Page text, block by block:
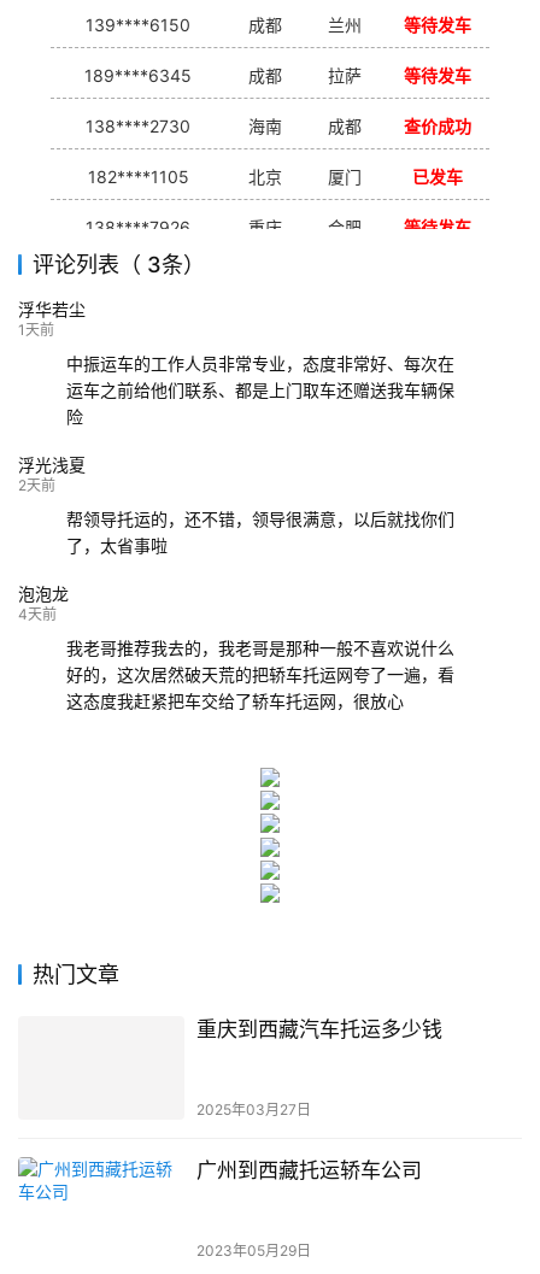
139****6150 成都 兰州 等待发车
189****6345 成都 拉萨 等待发车
138****2730 海南 成都 查价成功
182****1105 北京 厦门 已发车
138****7926 重庆 合肥 等待发车
139****9233
评论列表（ 3条）
浮华若尘
1天前
中振运车的工作人员非常专业，态度非常好、每次在
运车之前给他们联系、都是上门取车还赠送我车辆保
险
浮光浅夏
2天前
帮领导托运的，还不错，领导很满意，以后就找你们
了，太省事啦
泡泡龙
4天前
我老哥推荐我去的，我老哥是那种一般不喜欢说什么
好的，这次居然破天荒的把轿车托运网夸了一遍，看
这态度我赶紧把车交给了轿车托运网，很放心
热门文章
重庆到西藏汽车托运多少钱
2025年03月27日
广州到西藏托运轿车公司
2023年05月29日